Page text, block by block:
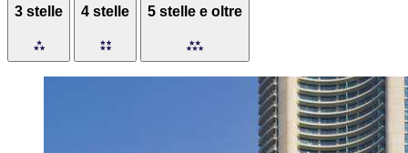
3 stelle 4 stelle 5 stelle e oltre